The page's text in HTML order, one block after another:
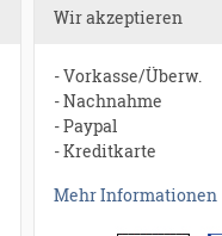
Wir akzeptieren
- Vorkasse/Überw.
- Nachnahme
- Paypal
- Kreditkarte
Mehr Informationen